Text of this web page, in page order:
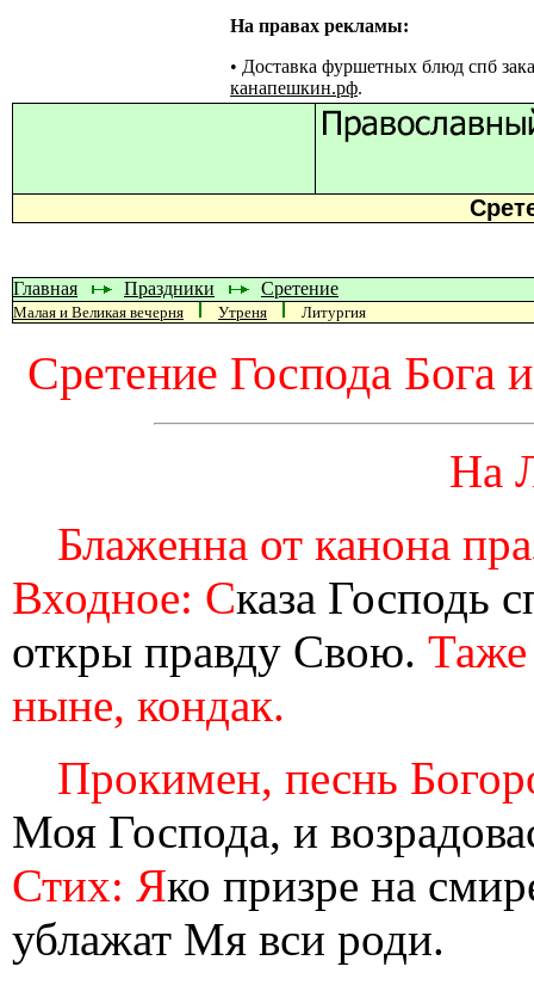
На правах рекламы:
• Доставка фуршетных блюд спб
канапешкин.рф.
Главная Праздники Сретение
Малая и Великая вечерня Утреня Литургия
Сретение Господа Бога
На
Блажeнна от канона
Входное: Сказа Господь
откры правду Свою. Таже
ныне, кондак.
Прокимен, песнь
Моя Господа, и
Стих: Яко призре на
ублажат Мя вси роди.